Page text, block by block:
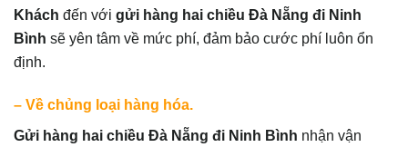
Khách đến với gửi hàng hai chiều Đà Nẵng đi Ninh
Bình sẽ yên tâm về mức phí, đảm bảo cước phí luôn ổn
định.
– Về chủng loại hàng hóa.
Gửi hàng hai chiều Đà Nẵng đi Ninh Bình nhận vận